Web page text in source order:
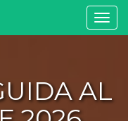
AL